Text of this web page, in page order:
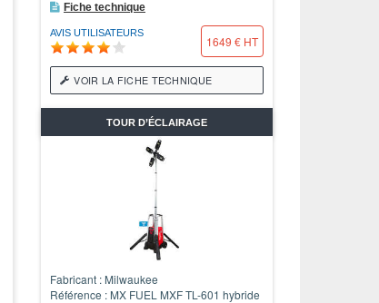
Fiche technique
AVIS UTILISATEURS
1649 € HT
VOIR LA FICHE TECHNIQUE
TOUR D’ÉCLAIRAGE
Fabricant : Milwaukee
Référence : MX FUEL MXF TL-601 hybride